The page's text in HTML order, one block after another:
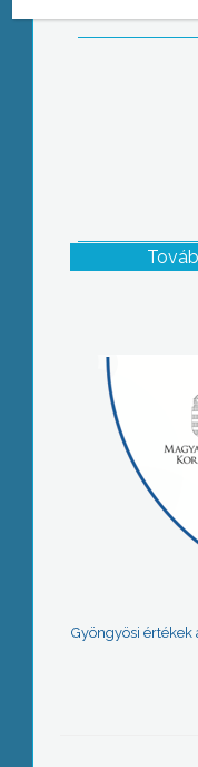
Gyöngyösi értékek